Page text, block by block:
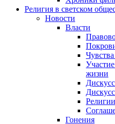
Религия в светском
Новости
Власти
жизни
Гонения